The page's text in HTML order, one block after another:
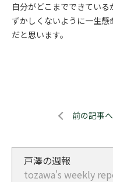
自分がどこまでできてい
ずかしくないように一生
だと思います。
前の記事へ
戸澤の週報
tozawa's weekly